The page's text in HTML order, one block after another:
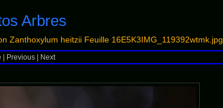
Arbres
Zanthoxylum heitzii Feuille 16E5K3IMG_119392wtmk.jpg
Previous Next